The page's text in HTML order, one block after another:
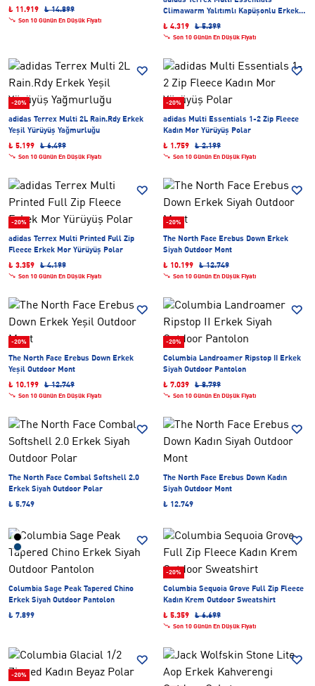
₺ 11.919 ₺ 14.899
Son 10 Günün En Düşük Fiyatı
Climawarm Yalıtımlı Kapüşonlu Erkek
Yeşil Yürüyüş Montu
₺ 4.319 ₺ 5.399
Son 10 Günün En Düşük Fiyatı
-20%
adidas Terrex Multi 2L Rain.Rdy Erkek
Yeşil Yürüyüş Yağmurluğu
₺ 5.199
₺ 6.499
Son 10 Günün En Düşük Fiyatı
-20%
adidas Multi Essentials 1-2 Zip Fleece
Kadın Mor Yürüyüş Polar
₺ 1.759
₺ 2.199
Son 10 Günün En Düşük Fiyatı
-20%
adidas Terrex Multi Printed Full Zip
Fleece Erkek Mor Yürüyüş Polar
₺ 3.359
₺ 4.199
Son 10 Günün En Düşük Fiyatı
-20%
The North Face Erebus Down Erkek
Siyah Outdoor Mont
₺ 10.199
₺ 12.749
Son 10 Günün En Düşük Fiyatı
-20%
The North Face Erebus Down Erkek
Yeşil Outdoor Mont
₺ 10.199
₺ 12.749
Son 10 Günün En Düşük Fiyatı
-20%
Columbia Landroamer Ripstop II Erkek
Siyah Outdoor Pantolon
₺ 7.039
₺ 8.799
Son 10 Günün En Düşük Fiyatı
The North Face Combal Softshell 2.0
Erkek Siyah Outdoor Polar
₺ 5.749
The North Face Erebus Down Kadın
Siyah Outdoor Mont
₺ 12.749
Columbia Sage Peak Tapered Chino
Erkek Siyah Outdoor Pantolon
₺ 7.899
-20%
Columbia Sequoia Grove Full Zip Fleece
Kadın Krem Outdoor Sweatshirt
₺ 5.359
₺ 6.699
Son 10 Günün En Düşük Fiyatı
-20%